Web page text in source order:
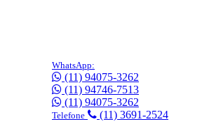
WhatsApp:
(11) 94075-3262
(11) 94746-7513
(11) 94075-3262
Telefone (11) 3691-2524